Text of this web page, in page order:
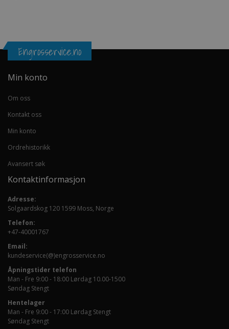
Engrosservice.no
Min konto
Om oss
Kontakt oss
Min konto
Ordrehistorikk
Avansert søk
Kontaktinformasjon
Adresse:
Solgaardskog 120 1599 Moss, Norge
Telefon:
+47-40001767
Email:
kundeservice(@)engrosservice.no
Åpningstider telefon
Man - Fre 9:00 - 18:00 Lørdag 10.00-1500
Søndag Stengt
Hentelager
Man - Fre 9:00 - 17:00 Lørdag Stengt
Søndag Stengt